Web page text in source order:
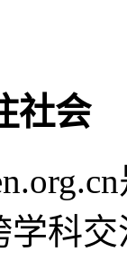
社会
学科